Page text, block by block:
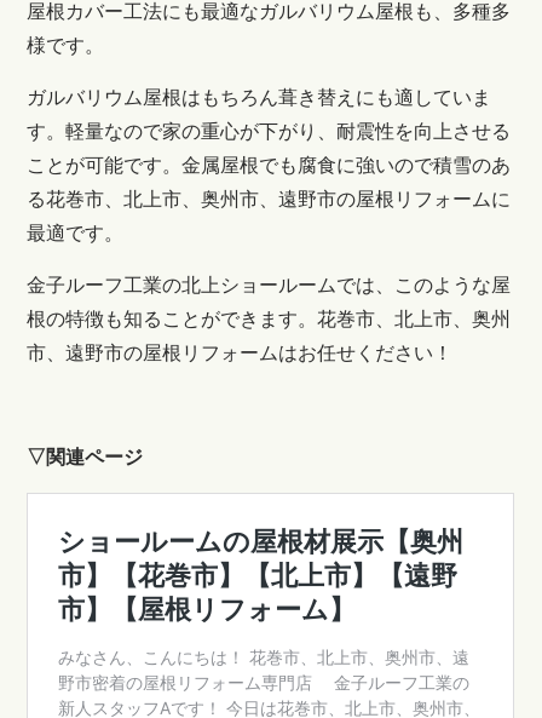
屋根カバー工法にも最適なガルバリウム屋根も、多種多
様です。
ガルバリウム屋根はもちろん葺き替えにも適していま
す。軽量なので家の重心が下がり、耐震性を向上させる
ことが可能です。金属屋根でも腐食に強いので積雪のあ
る花巻市、北上市、奥州市、遠野市の屋根リフォームに
最適です。
金子ルーフ工業の北上ショールームでは、このような屋
根の特徴も知ることができます。花巻市、北上市、奥州
市、遠野市の屋根リフォームはお任せください！
▽関連ページ